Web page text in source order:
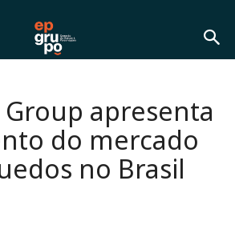
Group apresenta
do mercado
no Brasil